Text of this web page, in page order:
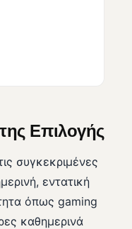
Επιλογής
συγκεκριμένες
εντατική
όπως gaming
καθημερινά